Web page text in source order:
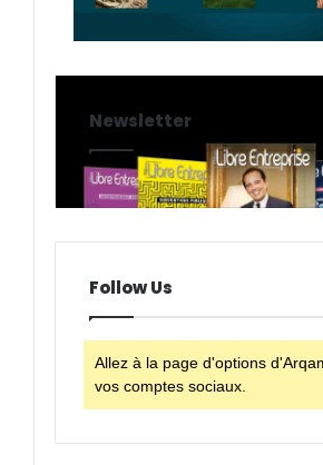
Newsletter
Follow Us
Allez à la page d'options
vos comptes sociaux.